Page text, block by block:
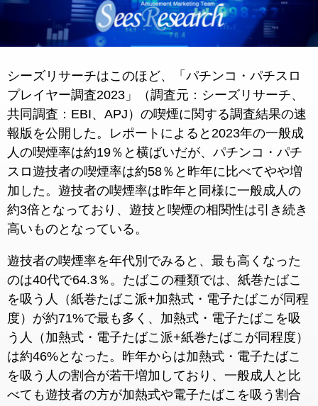
シーズリサーチはこのほど、「パチンコ・パチスロ
プレイヤー調査2023」（調査元：シーズリサーチ、
共同調査：EBI、APJ）の喫煙に関する調査結果の速
報版を公開した。レポートによると2023年の一般成
人の喫煙率は約19％と横ばいだが、パチンコ・パチ
スロ遊技者の喫煙率は約58％と昨年に比べてやや増
加した。遊技者の喫煙率は昨年と同様に一般成人の
約3倍となっており、遊技と喫煙の相関性は引き続き
高いものとなっている。
遊技者の喫煙率を年代別でみると、最も高くなった
のは40代で64.3％。たばこの種類では、紙巻たばこ
を吸う人（紙巻たばこ派+加熱式・電子たばこが同程
度）が約71%で最も多く、加熱式・電子たばこを吸
う人（加熱式・電子たばこ派+紙巻たばこが同程度）
は約46%となった。昨年からは加熱式・電子たばこ
を吸う人の割合が若干増加しており、一般成人と比
べても遊技者の方が加熱式や電子たばこを吸う割合